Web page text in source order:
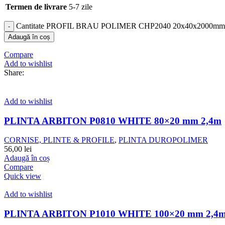
Termen de livrare 5-7 zile
Cantitate PROFIL BRAU POLIMER CHP2040 20x40x2000mm
Adaugă în coș
Compare
Add to wishlist
Share:
Add to wishlist
PLINTA ARBITON P0810 WHITE 80×20 mm 2,4m
CORNISE, PLINTE & PROFILE, PLINTA DUROPOLIMER
56,00 lei
Adaugă în coș
Compare
Quick view
Add to wishlist
PLINTA ARBITON P1010 WHITE 100×20 mm